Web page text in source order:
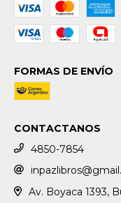
FORMAS DE ENVÍO
CONTACTANOS
4850-7854
Av. Boyaca 1393,